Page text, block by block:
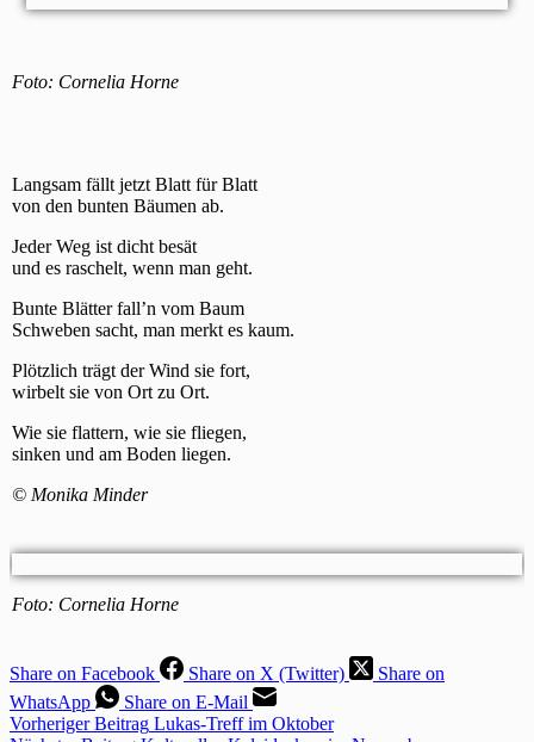
Langsam fällt jetzt Blatt für Blatt
von den bunten Bäumen ab.
Jeder Weg ist dicht besät
und es raschelt, wenn man geht.
Bunte Blätter fall’n vom Baum
Schweben sacht, man merkt es kaum.
Plötzlich trägt der Wind sie fort,
wirbelt sie von Ort zu Ort.
Wie sie flattern, wie sie fliegen,
sinken und am Boden liegen.
© Monika Minder
Foto: Cornelia Horne
Foto: Cornelia Horne
Share on Facebook Share on X (Twitter)
Share on
WhatsApp
Share on E-Mail
VorherigerBeitrag Lukas-Treff im Oktober